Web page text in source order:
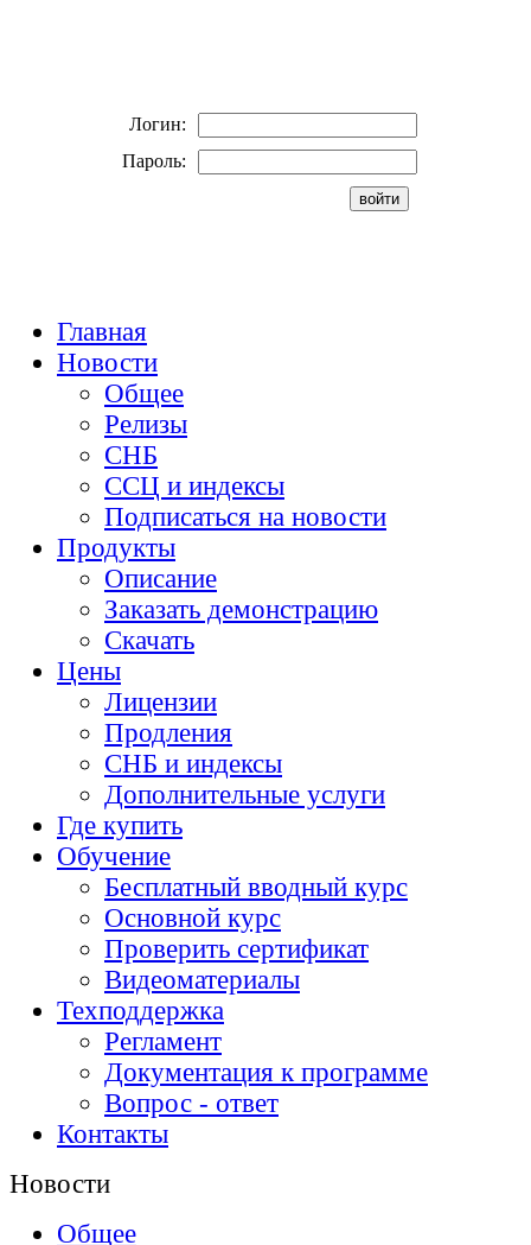
Логин:
Пароль:
Главная
Новости
Общее
Релизы
СНБ
ССЦ и индексы
Подписаться на новости
Продукты
Описание
Заказать демонстрацию
Скачать
Цены
Лицензии
Продления
СНБ и индексы
Дополнительные услуги
Где купить
Обучение
Бесплатный вводный курс
Основной курс
Проверить сертификат
Видеоматериалы
Техподдержка
Регламент
Документация к программе
Вопрос - ответ
Контакты
Новости
Общее